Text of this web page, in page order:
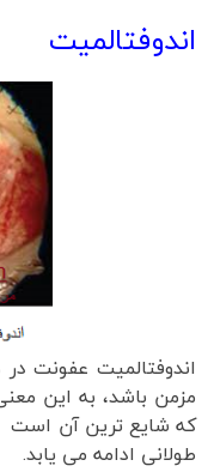
اندوفتالمیت
اندوفتالمیت عفونت
مزمن باشد، به این
که شایع ترین آن است
طولانی ادامه می یابد.